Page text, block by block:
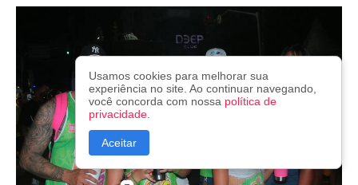
Usamos cookies para melhorar sua
experiência no site. Ao continuar navegando,
você concorda com nossa política de
privacidade
Aceitar